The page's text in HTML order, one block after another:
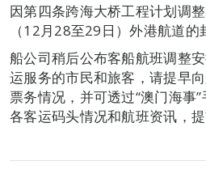
因第四条跨海大桥工程计划调
（12月28至29日）外港航道的
船公司稍后公布客船航班调整
运服务的市民和旅客，请提早
票务情况，并可透过“澳门海事
各客运码头情况和航班资讯，提